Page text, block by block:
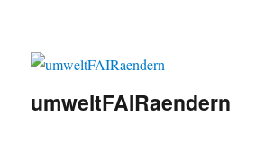
umweltFAIRaendern